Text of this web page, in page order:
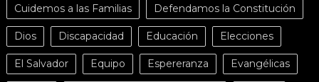
Cuidemos a las Familias Defendamos la Constitución
Dios Discapacidad Educación Elecciones
El Salvador Equipo Espereranza Evangélicas